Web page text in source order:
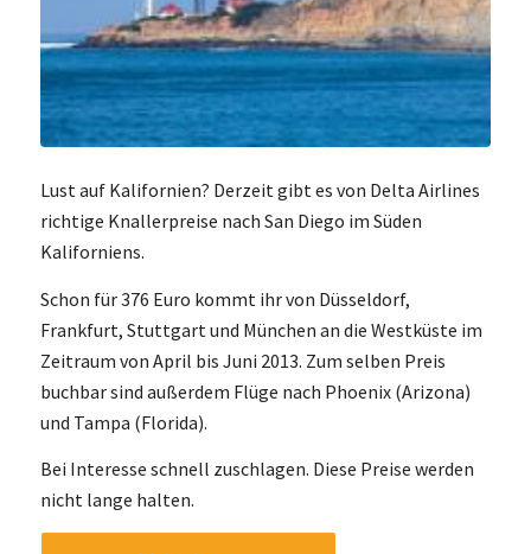
Lust auf Kalifornien? Derzeit gibt es von Delta Airlines
richtige Knallerpreise nach San Diego im Süden
Kaliforniens.
Schon für 376 Euro kommt ihr von Düsseldorf,
Frankfurt, Stuttgart und München an die Westküste im
Zeitraum von April bis Juni 2013. Zum selben Preis
buchbar sind außerdem Flüge nach Phoenix (Arizona)
und Tampa (Florida).
Bei Interesse schnell zuschlagen. Diese Preise werden
nicht lange halten.